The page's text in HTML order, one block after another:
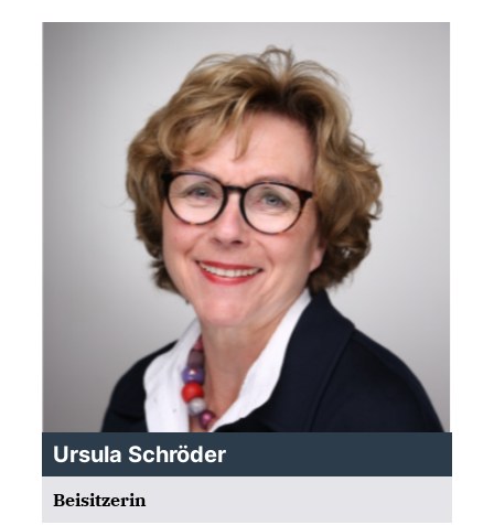
Ursula Schröder
Beisitzerin